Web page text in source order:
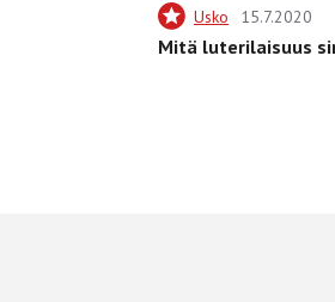
Usko 15.7.2020
Mitä luterilaisuus